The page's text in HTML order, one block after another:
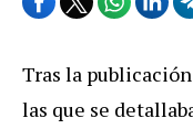
Tras la
las que se